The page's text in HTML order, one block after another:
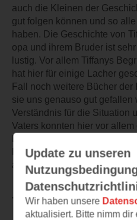
auch die Kleinen der
gut folgen können und so
haben. Die Geschichte von
opa und ihrem Bruder ist
lustig. Vor allem Tiffanys
hat hier für einige Lacher
Fall noch weitere Bücher
sie uns genauso gut gefallen
Verständnis für die Situation
Vaters konnten hier vor
Demnach ein sehr toll
Kleinen eventuell etwas
ansonsten top.
TEILEN
Update zu unseren
Wir haben unsere
aktualisiert. Bitte nimm dir